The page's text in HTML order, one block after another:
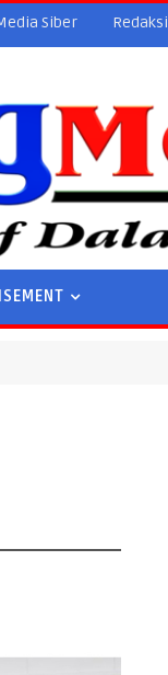
Siber Redaksi